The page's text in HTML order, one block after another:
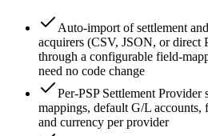
Auto-import of settlement
acquirers (CSV, JSON, or direct
through a configurable field-
need no code change
Per-PSP Settlement Provider
mappings, default G/L accounts,
and currency per provider